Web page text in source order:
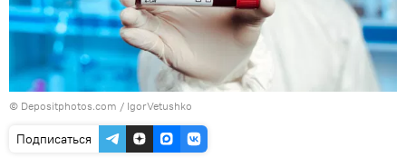
© Depositphotos.com / IgorVetushko
Подписаться